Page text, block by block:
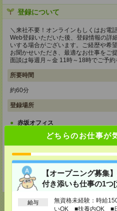
どちらのお仕事が
【オープニング募集
付き添いも仕事の1つ
給与
無資格未経験：時給
いOK ■扶養内OK ■
登録について
＼来社不要！オンラインもしくはお電
Web登録いただいた後、登録情報の詳
いする場合がございます。ご経歴や希
お聞かせいただき、最適なお仕事をご
面談は毎週月～金 11時～18時でご予
所要時間
約60分
登録場所
赤坂オフィス
〒107-0052 東京都港区赤坂3-21-20
見附駅より徒歩1分 ・各線永田町駅より
TEL：0120-952-995
MAIL：eh-entry@type.jp
担当：登録サポートセンター
受付可能日時：受付可能日時：11:00
19:00～